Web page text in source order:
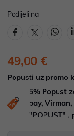
Podijeli na
49,00 €
Popusti uz promo
5% Popust
pay,
"POPUST" ,